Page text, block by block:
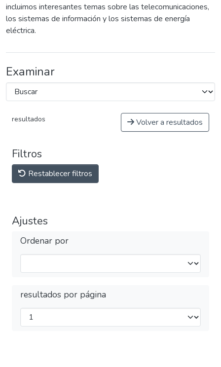
incluimos interesantes temas sobre las telecomunicaciones,
los sistemas de información y los sistemas de energía
eléctrica.
Examinar
resultados Volver a resultados
Filtros
Restablecer filtros
Ajustes
Ordenar por
resultados por página